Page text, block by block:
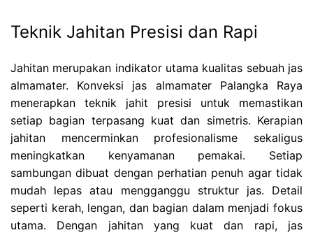
Teknik Jahitan Presisi dan Rapi
Jahitan merupakan indikator utama kualitas sebuah jas
almamater. Konveksi jas almamater Palangka Raya
menerapkan teknik jahit presisi untuk memastikan
setiap bagian terpasang kuat dan simetris. Kerapian
jahitan mencerminkan profesionalisme sekaligus
meningkatkan kenyamanan pemakai. Setiap
sambungan dibuat dengan perhatian penuh agar tidak
mudah lepas atau mengganggu struktur jas. Detail
seperti kerah, lengan, dan bagian dalam menjadi fokus
utama. Dengan jahitan yang kuat dan rapi, jas